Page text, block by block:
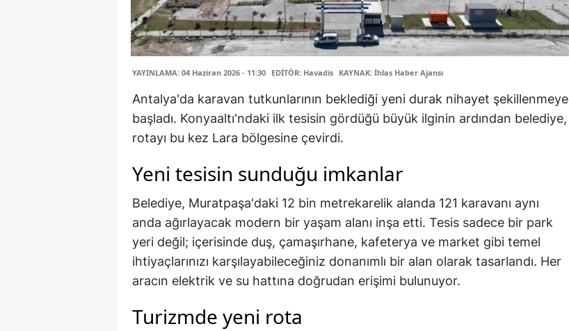
YAYINLAMA: 04 Haziran 2026 - 11:30 EDİTÖR: Havadis KAYNAK: İhlas Haber Ajansı
Antalya'da karavan tutkunlarının beklediği yeni durak nihayet şekillenmeye
başladı. Konyaaltı'ndaki ilk tesisin gördüğü büyük ilginin ardından belediye,
rotayı bu kez Lara bölgesine çevirdi.
Yeni tesisin sunduğu imkanlar
Belediye, Muratpaşa'daki 12 bin metrekarelik alanda 121 karavanı aynı
anda ağırlayacak modern bir yaşam alanı inşa etti. Tesis sadece bir park
yeri değil; içerisinde duş, çamaşırhane, kafeterya ve market gibi temel
ihtiyaçlarınızı karşılayabileceğiniz donanımlı bir alan olarak tasarlandı. Her
aracın elektrik ve su hattına doğrudan erişimi bulunuyor.
Turizmde yeni rota